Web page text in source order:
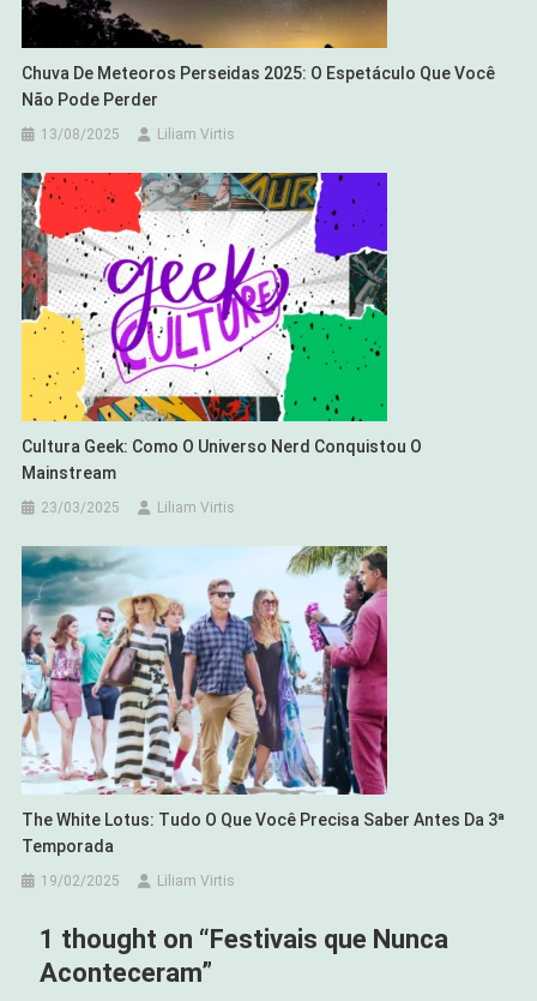
Chuva De Meteoros Perseidas 2025: O Espetáculo Que Você
Não Pode Perder
13/08/2025 Liliam Virtis
Cultura Geek: Como O Universo Nerd Conquistou O
Mainstream
23/03/2025 Liliam Virtis
The White Lotus: Tudo O Que Você Precisa Saber Antes Da 3ª
Temporada
19/02/2025 Liliam Virtis
1 thought on “ Festivais que Nunca
Aconteceram”